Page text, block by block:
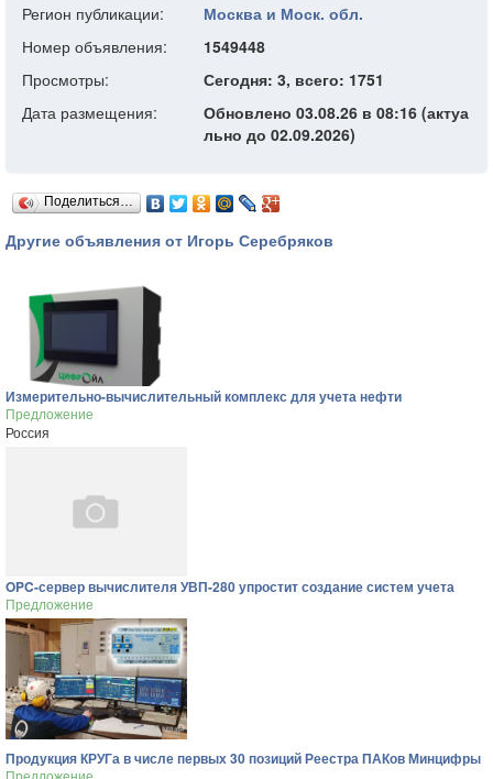
Регион публикации:
Москва и Моск. обл.
Номер объявления:
1549448
Просмотры:
Сегодня: 3, всего: 1751
Дата размещения:
Обновлено 03.08.26 в 08:16 (актуа
льно до 02.09.2026)
Поделиться…
Другие объявления от Игорь Серебряков
Измерительно-вычислительный комплекс для учета нефти
Предложение
Россия
OPC-сервер вычислителя УВП-280 упростит создание систем учета
Предложение
Продукция КРУГа в числе первых 30 позиций Реестра ПАКов Минцифры